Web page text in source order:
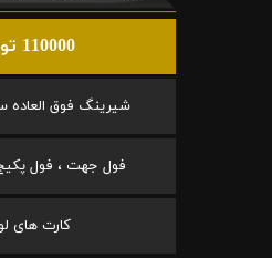
110000 تومان
شیرینگ فوق
فول جهت ، فول
کارت های